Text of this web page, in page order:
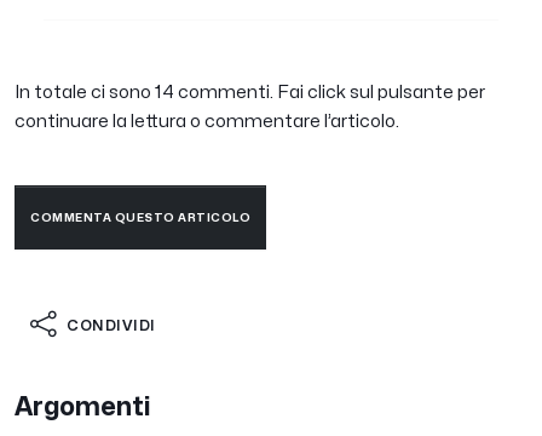
In totale ci sono 14 commenti. Fai click sul pulsante per
continuare la lettura o commentare l’articolo.
COMMENTA QUESTO ARTICOLO
CONDIVIDI
Argomenti